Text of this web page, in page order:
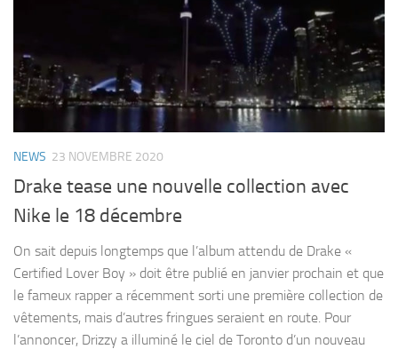
NEWS 23 NOVEMBRE 2020
Drake tease une nouvelle collection avec
Nike le 18 décembre
On sait depuis longtemps que l’album attendu de Drake «
Certified Lover Boy » doit être publié en janvier prochain et que
le fameux rapper a récemment sorti une première collection de
vêtements, mais d’autres fringues seraient en route. Pour
l’annoncer, Drizzy a illuminé le ciel de Toronto d’un nouveau